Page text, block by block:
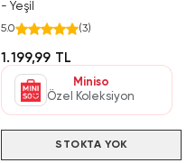
- Yeşil
5.0 (3)
1.199,99 TL
Miniso
Özel Koleksiyon
STOKTA YOK